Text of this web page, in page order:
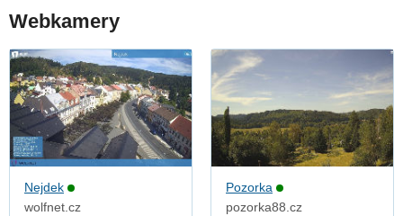
Webkamery
Nejdek
wolfnet.cz
Pozorka
pozorka88.cz